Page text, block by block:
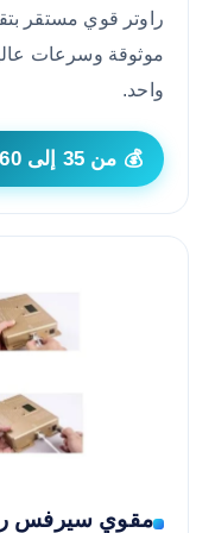
راوتر قوي مستقر
موثوقة وسرعات
واحد.
💰 من 35 إلى 60 د.ك